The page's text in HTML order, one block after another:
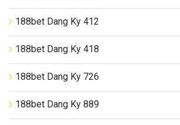
188bet Dang Ky 412
188bet Dang Ky 418
188bet Dang Ky 726
188bet Dang Ky 889